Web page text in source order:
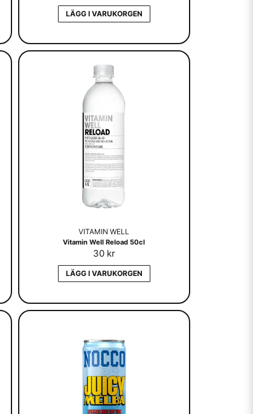
LÄGG I VARUKORGEN
VITAMIN WELL
Vitamin Well Reload 50cl
30 kr
LÄGG I VARUKORGEN